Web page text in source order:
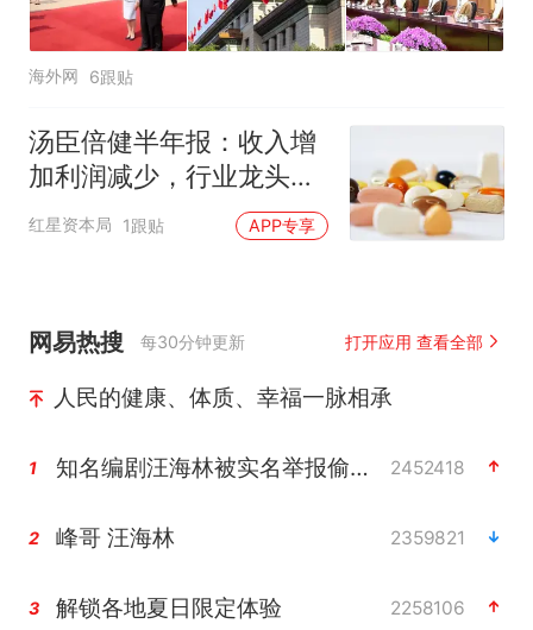
海外网 6跟贴
汤臣倍健半年报：收入增
加利润减少，行业龙头的
AB面
红星资本局 1跟贴 APP专享
网易热搜 每30分钟更新 打开应用 查看全部
人民的健康、体质、幸福一脉相承
1 知名编剧汪海林被实名举报偷税漏税 2452418
2 峰哥 汪海林 2359821
3 解锁各地夏日限定体验 2258106